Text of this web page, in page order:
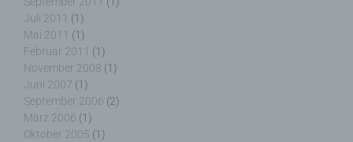
Juli 2011 (1)
Mai 2011 (1)
Februar 2011 (1)
November 2008 (1)
Juni 2007 (1)
September 2006 (2)
März 2006 (1)
Oktober 2005 (1)
eine Technologie, mit welcher ihr Browser Daten
auf Ihrem Computer oder mobilen Gerät
abspeichert. Cookies sind Textdateien, welche
über einen Internetbrowser auf einem
Computersystem abgelegt und gespeichert
werden. Sie können die Verwendung von Cookies,
LocalStorage und SessionStorage durch
entsprechende Einstellung in Ihrem Browser